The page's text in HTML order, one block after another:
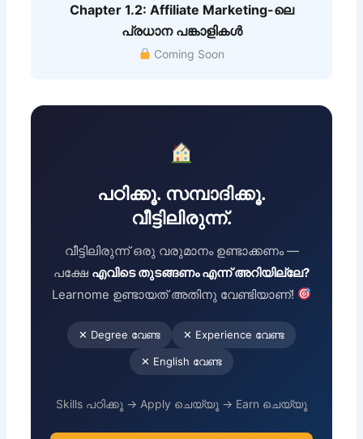
Chapter 1.2: Affiliate Marketing-ലെ
പ്രധാന പങ്കാളികൾ
Coming Soon
പഠിക്കൂ. സമ്പാദിക്കൂ.
വീട്ടിലിരുന്ന്.
വീട്ടിലിരുന്ന് ഒരു വരുമാനം ഉണ്ടാക്കണം —
പക്ഷേ എവിടെ തുടങ്ങണം എന്ന് അറിയില്ലേ?
Learnome ഉണ്ടായത് അതിനു വേണ്ടിയാണ്!
✕ Degree വേണ്ട ✕ Experience വേണ്ട
✕ English വേണ്ട
Skills പഠിക്കൂ → Apply ചെയ്യൂ → Earn ചെയ്യൂ